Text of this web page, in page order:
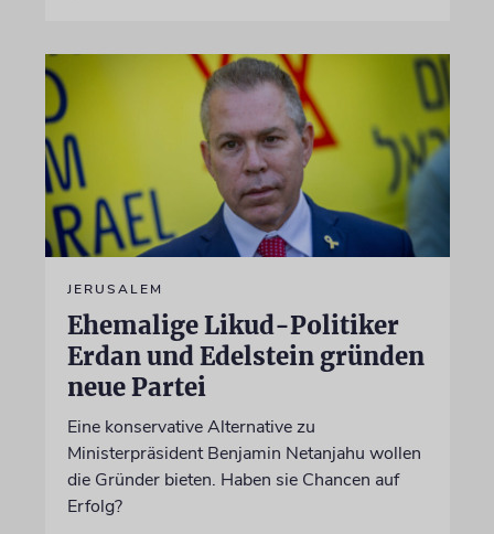
JERUSALEM
Ehemalige Likud-Politiker
Erdan und Edelstein gründen
neue Partei
Eine konservative Alternative zu
Ministerpräsident Benjamin Netanjahu wollen
die Gründer bieten. Haben sie Chancen auf
Erfolg?